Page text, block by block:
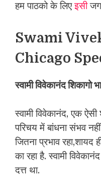
हम पाठको के लिएइसी
Swami
Chicago
स्वामी विवेकानंद शिकागो
स्वामी विवेकानंद, एक
परिचय में बांधना संभव
जितना प्रभाव
का रहा है. स्वामी
दत्त था.